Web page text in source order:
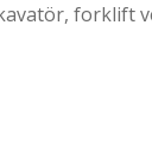
forklift